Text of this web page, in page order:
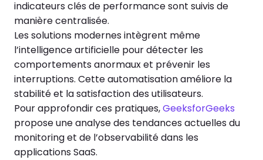
indicateurs clés de performance sont suivis de
manière centralisée.
Les solutions modernes intègrent même
l’intelligence artificielle pour détecter les
comportements anormaux et prévenir les
interruptions. Cette automatisation améliore la
stabilité et la satisfaction des utilisateurs.
Pour approfondir ces pratiques,GeeksforGeeks
propose une analyse des tendances actuelles du
monitoring et de l’observabilité dans les
applications SaaS.